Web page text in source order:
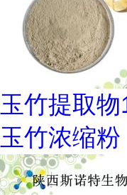
玉竹提取
玉竹浓缩粉